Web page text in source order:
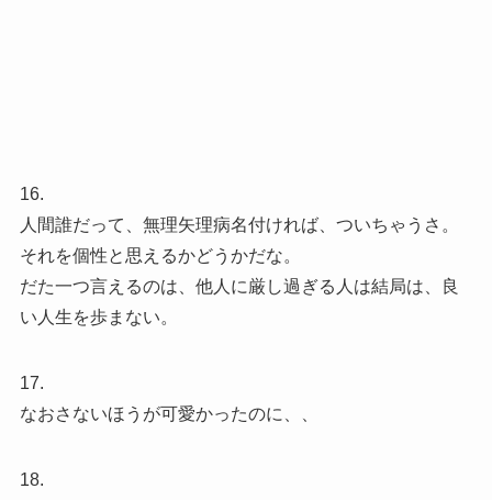
16.
人間誰だって、無理矢理病名付ければ、ついちゃうさ。
それを個性と思えるかどうかだな。
だた一つ言えるのは、他人に厳し過ぎる人は結局は、良
い人生を歩まない。
17.
なおさないほうが可愛かったのに、、
18.